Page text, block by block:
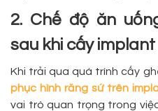
2. Chế độ ăn
sau khi cấy implant
Khi trải qua quá trình cấy
phục hình răng sứ trên
vai trò quan trọng trong